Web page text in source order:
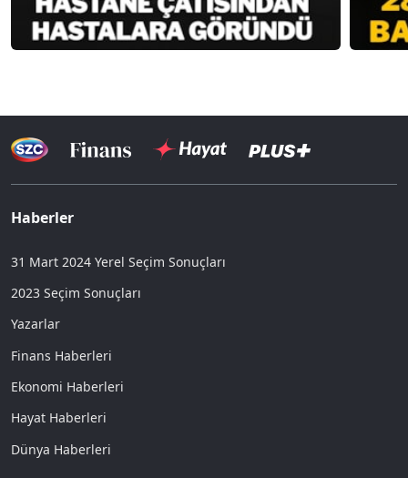
Haberler
31 Mart 2024 Yerel Seçim Sonuçları
2023 Seçim Sonuçları
Yazarlar
Finans Haberleri
Ekonomi Haberleri
Hayat Haberleri
Dünya Haberleri